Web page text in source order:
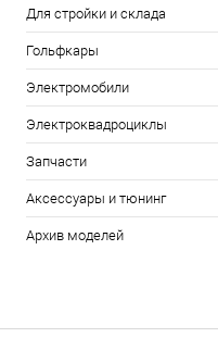
Для стройки и склада
Гольфкары
Электромобили
Электроквадроциклы
Запчасти
Аксессуары и тюнинг
Архив моделей